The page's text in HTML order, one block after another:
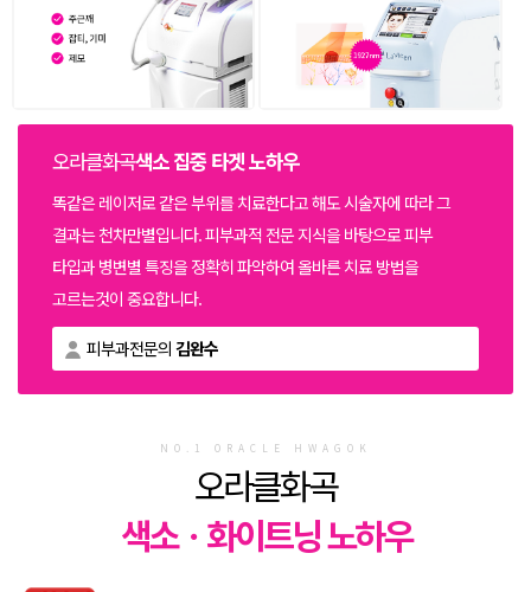
오라클화곡색소 집중 타겟 노하우
똑같은 레이저로 같은 부위를 치료한다고 해도 시술자에 따라 그
결과는 천차만별입니다.피부과적 전문 지식을 바탕으로 피부
타입과 병변별 특징을 정확히 파악하여올바른 치료 방법을
고르는것이 중요합니다.
피부과전문의김완수
NO.1 ORACLE HWAGOK
오라클화곡
색소ㆍ화이트닝 노하우